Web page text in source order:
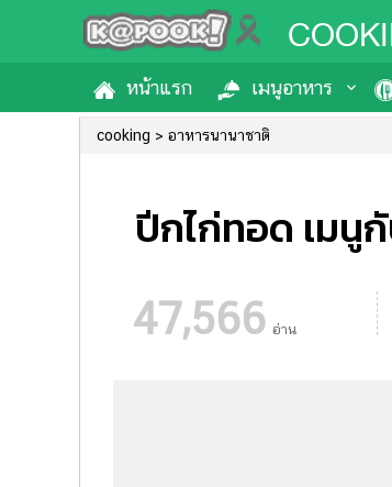
หน้าแรก เมนูอาหาร
cooking อาหารนานาชาติ
ปีกไก่ทอด เมนู
47,566 อ่าน